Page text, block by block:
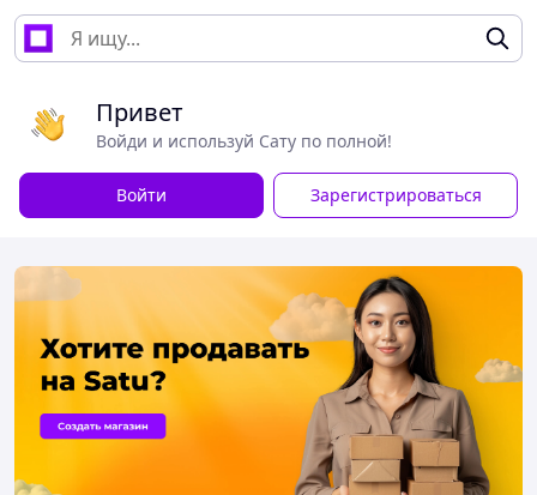
Привет
Войди и используй Сату по полной!
Войти Зарегистрироваться